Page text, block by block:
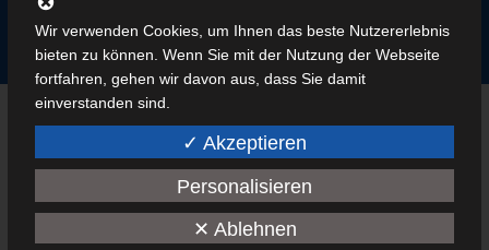
moderiert bei den Youth
Olympic Winter Games
Wir verwenden Cookies, um Ihnen das beste Nutzererlebnis
bieten zu können. Wenn Sie mit der Nutzung der Webseite
fortfahren, gehen wir davon aus, dass Sie damit
einverstanden sind.
✓ Akzeptieren
Personalisieren
✕ Ablehnen